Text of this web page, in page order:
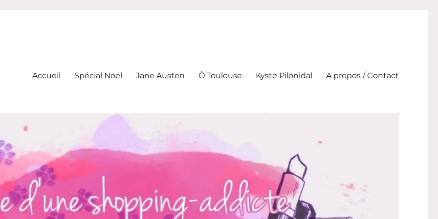
Accueil Spécial Noël Jane Austen Ô Toulouse Kyste Pilonidal A propos / Contact